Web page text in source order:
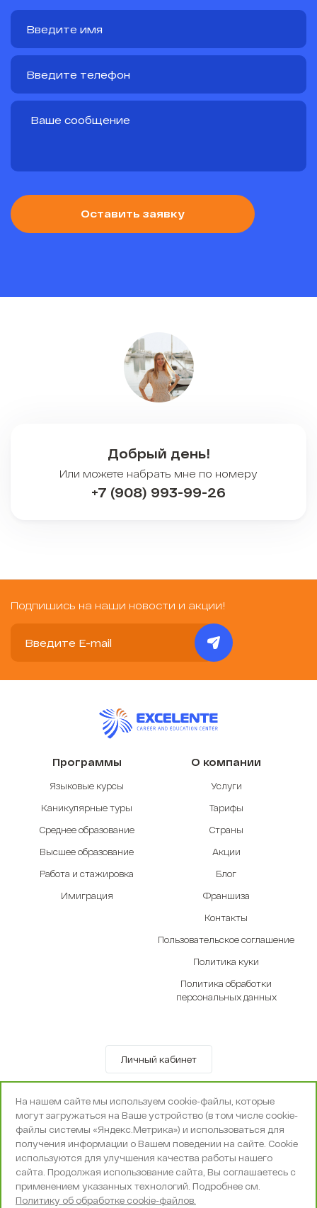
Оставить заявку
Добрый день!
Или можете набрать мне по номеру
+7 (908) 993-99-26
Подпишись на наши новости и акции!
Программы
Языковые курсы
Каникулярные туры
Среднее образование
Высшее образование
Работа и стажировка
Имиграция
О компании
Услуги
Тарифы
Страны
Акции
Блог
Франшиза
Контакты
Пользовательское соглашение
Политика куки
Политика обработки
персональных данных
Личный кабинет
© OOO «Экселенте» 2010-2026 г.
Политика конфиденциальности
Поддержка и сопровождение -Вебпространство
На нашем сайте мы используем cookie-файлы, которые
могут загружаться на Ваше устройство (в том числе cookie-
файлы системы «Яндекс.Метрика») и использоваться для
получения информации о Вашем поведении на сайте. Cookie
используются для улучшения качества работы нашего
сайта. Продолжая использование сайта, Вы соглашаетесь с
применением указанных технологий. Подробнее см.
Политику об обработке cookie-файлов.